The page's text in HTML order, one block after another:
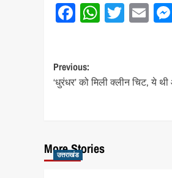
Facebook
Post
navigation
Previous:
‘धुरंधर’ को मिली क्लीन चिट, ये थी
More Stories
उत्तराखंड